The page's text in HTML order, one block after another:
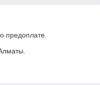
предоплате.